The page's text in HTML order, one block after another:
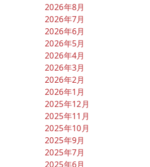
2026年8月
2026年7月
2026年6月
2026年5月
2026年4月
2026年3月
2026年2月
2026年1月
2025年12月
2025年11月
2025年10月
2025年9月
2025年7月
2025年6月